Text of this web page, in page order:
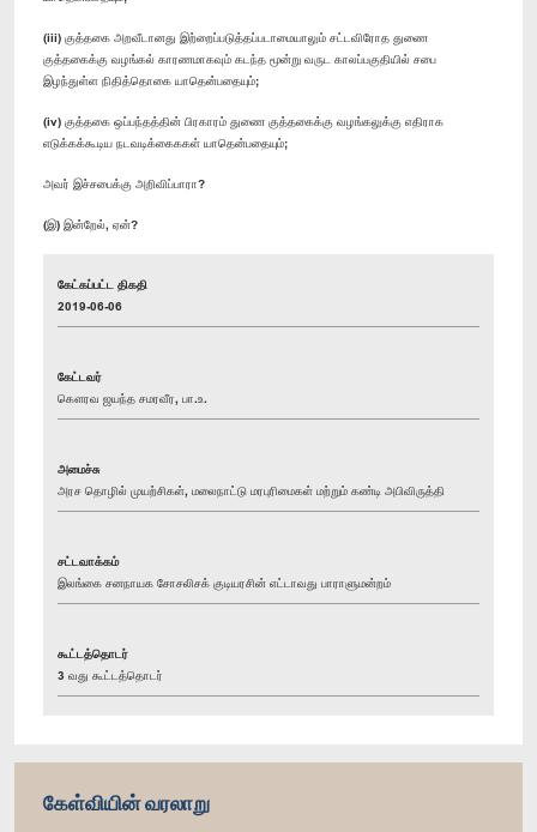
(iii) குத்தகை அறவீடானது இற்றைப்படுத்தப்படாமையாலும் சட்டவிரோத துணை
குத்தகைக்கு வழங்கல் காரணமாகவும் கடந்த மூன்று வருட காலப்பகுதியில் சபை
இழந்துள்ள நிதித்தொகை யாதென்பதையும்;
(iv) குத்தகை ஒப்பந்தத்தின் பிரகாரம் துணை குத்தகைக்கு வழங்கலுக்கு எதிராக
எடுக்கக்கூடிய நடவடிக்கைககள் யாதென்பதையும்;
அவர் இச்சபைக்கு அறிவிப்பாரா?
(இ) இன்றேல், ஏன்?
கேட்கப்பட்ட திகதி
2019-06-06
கேட்டவர்
கௌரவ ஜயந்த சமரவீர, பா.உ.
அமைச்சு
அரச தொழில் முயற்சிகள், மலைநாட்டு மரபுரிமைகள் மற்றும் கண்டி அபிவிருத்தி
சட்டவாக்கம்
இலங்கை சனநாயக சோசலிசக் குடியரசின் எட்டாவது பாராளுமன்றம்
கூட்டத்தொடர்
3 வது கூட்டத்தொடர்
கேள்வியின் வரலாறு